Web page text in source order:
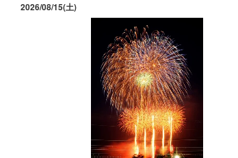
2026/08/15(土)